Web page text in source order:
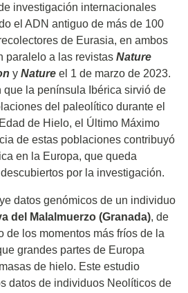
investigación internacionales
el ADN antiguo de más de 100
de Eurasia, en ambos
paralelo a las revistas Nature
y Nature el 1 de marzo de 2023.
que la península Ibérica sirvió de
del paleolítico durante el
de Hielo, el Último Máximo
de estas poblaciones contribuyó
en la Europa, que queda
por la investigación.
datos genómicos de un individuo
del Malalmuerzo (Granada), de
de los momentos más fríos de la
grandes partes de Europa
de hielo. Este estudio
datos de individuos Neolíticos de